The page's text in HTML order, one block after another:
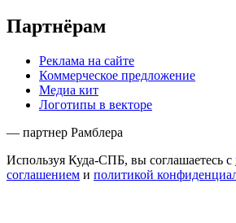
Партнёрам
Реклама на сайте
Коммерческое предложение
Медиа кит
Логотипы в векторе
— партнер Рамблера
Используя Куда-СПБ, вы соглашаетесь с
соглашением и политикой